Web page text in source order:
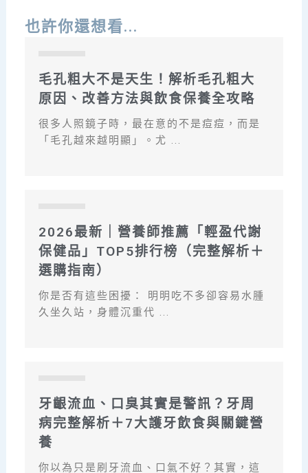
也許你還想看...
毛孔粗大不是天生！解析毛孔粗大
原因、改善方法與飲食保養全攻略
很多人照鏡子時，最在意的不是痘痘，而是
「毛孔越來越明顯」。尤 ...
2026最新｜營養師推薦「輕盈代謝
保健品」TOP5排行榜（完整解析＋
選購指南）
你是否有這些困擾： 明明吃不多卻容易水腫
久坐久站，身體沉重代 ...
牙齦流血、口臭其實是警訊？牙周
病完整解析＋7大護牙飲食與關鍵營
養
你以為只是刷牙流血、口氣不好？其實，這